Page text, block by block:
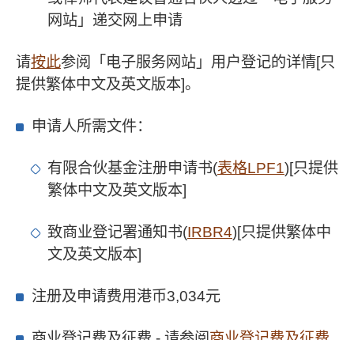
网站」递交网上申请
请按此参阅「电子服务网站」用户登记的详情[只
提供繁体中文及英文版本]。
申请人所需文件：
有限合伙基金注册申请书(表格LPF1)[只提供
繁体中文及英文版本]
致商业登记署通知书(IRBR4)[只提供繁体中
文及英文版本]
注册及申请费用港币3,034元